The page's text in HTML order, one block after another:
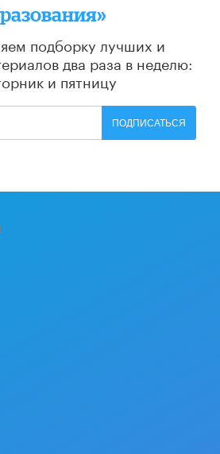
подборку лучших и
два раза в неделю:
и пятницу
ПОДПИСАТЬСЯ